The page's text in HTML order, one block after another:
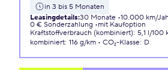
in 3 bis 5 Monaten
Leasingdetails:30 Monate 10.000 km/
0 € Sonderzahlung
mit Kaufoption
Kraftstoffverbrauch (kombiniert): 5,1 l/100
kombiniert: 116 g/km CO₂-Klasse: D